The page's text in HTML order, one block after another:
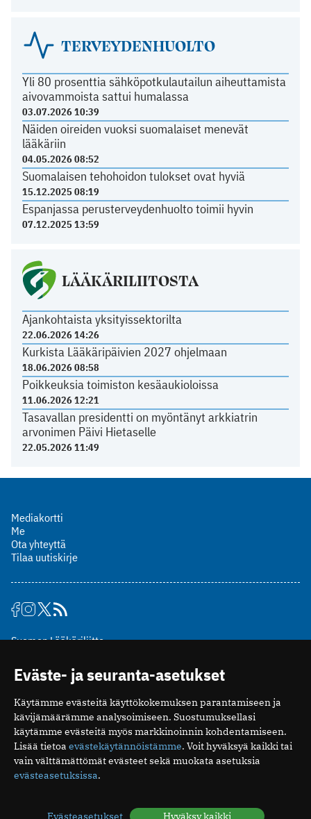
TERVEYDENHUOLTO
Yli 80 prosenttia sähköpotkulautailun aiheuttamista
aivovammoista sattui humalassa
03.07.2026 10:39
Näiden oireiden vuoksi suomalaiset menevät
lääkäriin
04.05.2026 08:52
Suomalaisen tehohoidon tulokset ovat hyviä
15.12.2025 08:19
Espanjassa perusterveydenhuolto toimii hyvin
07.12.2025 13:59
LÄÄKÄRILIITOSTA
Ajankohtaista yksityissektorilta
22.06.2026 14:26
Kurkista Lääkäripäivien 2027 ohjelmaan
18.06.2026 08:58
Poikkeuksia toimiston kesäaukioloissa
11.06.2026 12:21
Tasavallan presidentti on myöntänyt arkkiatrin
arvonimen Päivi Hietaselle
22.05.2026 11:49
Mediakortti
Me
Ota yhteyttä
Tilaa uutiskirje
Suomen Lääkäriliitto
00510 Helsinki
puh. (09) 393 091
toimitus@potilaanlaakarilehti.fi
ISSN 2323-9476
Eväste- ja seuranta-asetukset
Käytämme evästeitä käyttökokemuksen parantamiseen ja
kävijämäärämme analysoimiseen. Suostumuksellasi
käytämme evästeitä myös markkinoinnin kohdentamiseen.
Lisää tietoa evästekäytännöistämme. Voit hyväksyä kaikki tai
vain välttämättömät evästeet sekä muokata asetuksia
evästeasetuksissa.
Evästeasetukset Hyväksy kaikki